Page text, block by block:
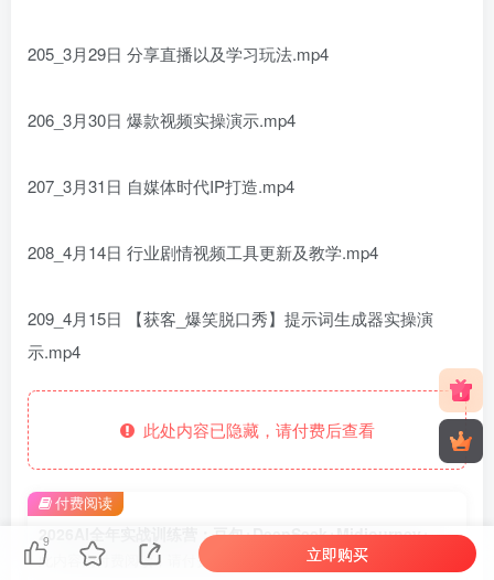
205_3月29日 分享直播以及学习玩法.mp4
206_3月30日 爆款视频实操演示.mp4
207_3月31日 自媒体时代IP打造.mp4
208_4月14日 行业剧情视频工具更新及教学.mp4
209_4月15日 【获客_爆笑脱口秀】提示词生成器实操演
示.mp4
此处内容已隐藏，请付费后查看
2026AI全年实战训练营：豆包+DeepSeek+Midjourney+即梦+可灵+海螺，全工具链
此内容为付费阅读，请付费后查看
付费阅读
9
立即购买